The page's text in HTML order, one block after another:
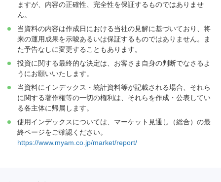
ますが、内容の正確性、完全性を保証するものではありませ
ん。
当資料の内容は作成日における当社の見解に基づいており、将
来の運用成果を示唆あるいは保証するものではありません。ま
た予告なしに変更することもあります。
投資に関する最終的な決定は、お客さま自身の判断でなさるよ
うにお願いいたします。
当資料にインデックス・統計資料等が記載される場合、それら
に関する著作権等の一切の権利は、それらを作成・公表してい
る各主体に帰属します。
使用インデックスについては、マーケット見通し（総合）の最
終ページをご確認ください。
https://www.myam.co.jp/market/report/